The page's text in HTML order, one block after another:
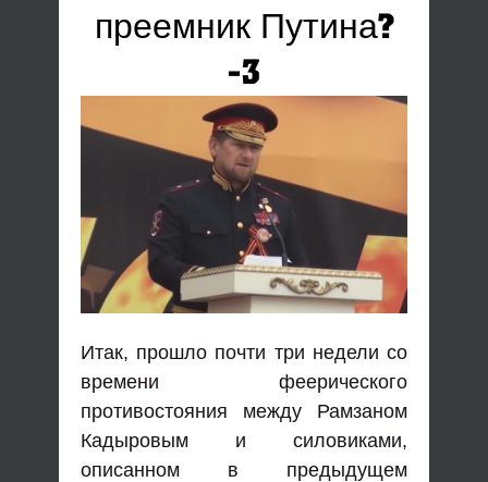
преемник Путина?
-3
Итак, прошло почти три недели со
времени феерического
противостояния между Рамзаном
Кадыровым и силовиками,
описанном в предыдущем